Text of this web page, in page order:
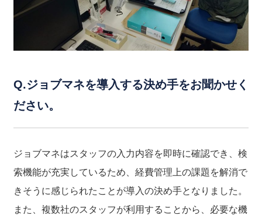
Q.ジョブマネを導入する決め手をお聞かせく
ださい。
ジョブマネはスタッフの入力内容を即時に確認でき、検
索機能が充実しているため、経費管理上の課題を解消で
きそうに感じられたことが導入の決め手となりました。
また、複数社のスタッフが利用することから、必要な機